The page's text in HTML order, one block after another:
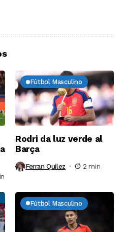
Fútbol Masculino
Rodri da luz verde al
Barça
Ferran Quilez 2 min
Fútbol Masculino